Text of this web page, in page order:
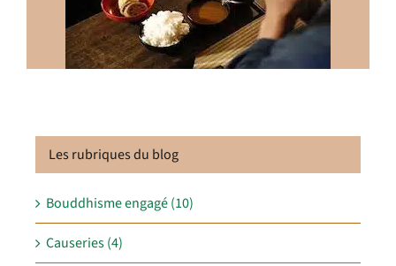
Les rubriques du blog
Bouddhisme engagé (10)
Causeries (4)